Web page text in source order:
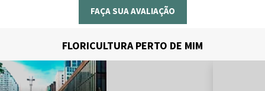
FAÇA SUA AVALIAÇÃO
FLORICULTURA PERTO DE MIM